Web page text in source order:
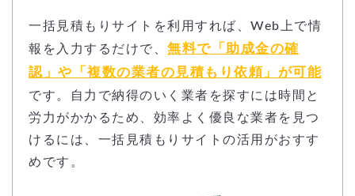
一括見積もりサイトを利用すれば、Web上で情
報を入力するだけで、 無料で「助成金の確
認」や「複数の業者の見積もり依頼」が可能
です。自力で納得のいく業者を探すには時間と
労力がかかるため、効率よく優良な業者を見つ
けるには、一括見積もりサイトの活用がおすす
めです。